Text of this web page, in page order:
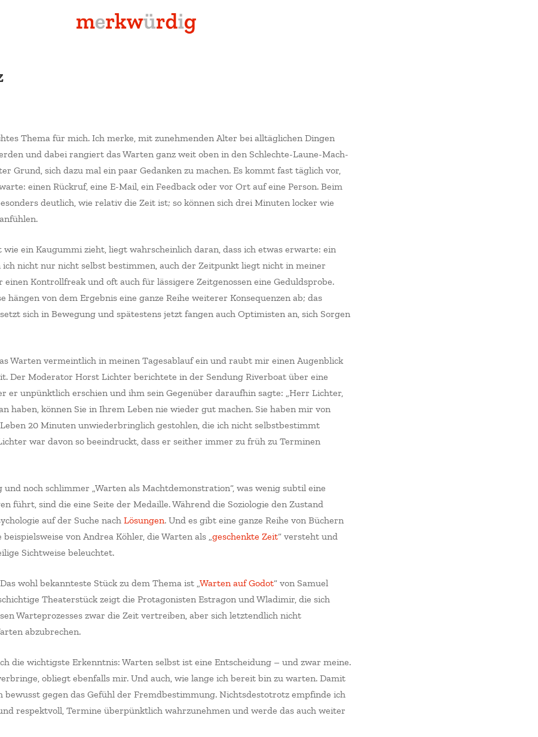
Thema für mich. Ich merke, mit zunehmenden Alter bei alltäglichen Dingen
und dabei rangiert das Warten ganz weit oben in den Schlechte-Laune-Mach-
Grund, sich dazu mal ein paar Gedanken zu machen. Es kommt fast täglich vor,
einen Rückruf, eine E-Mail, ein Feedback oder vor Ort auf eine Person. Beim
deutlich, wie relativ die Zeit ist; so können sich drei Minuten locker wie
wie ein Kaugummi zieht, liegt wahrscheinlich daran, dass ich etwas erwarte: ein
ich nicht nur nicht selbst bestimmen, auch der Zeitpunkt liegt nicht in meiner
einen Kontrollfreak und oft auch für lässigere Zeitgenossen eine Geduldsprobe.
hängen von dem Ergebnis eine ganze Reihe weiterer Konsequenzen ab; das
sich in Bewegung und spätestens jetzt fangen auch Optimisten an, sich Sorgen
Warten vermeintlich in meinen Tagesablauf ein und raubt mir einen Augenblick
Der Moderator Horst Lichter berichtete in der Sendung Riverboat über eine
er unpünktlich erschien und ihm sein Gegenüber daraufhin sagte: „Herr Lichter,
haben, können Sie in Ihrem Leben nie wieder gut machen. Sie haben mir von
20 Minuten unwiederbringlich gestohlen, die ich nicht selbstbestimmt
war davon so beeindruckt, dass er seither immer zu früh zu Terminen
noch schlimmer „Warten als Machtdemonstration“, was wenig subtil eine
führt, sind die eine Seite der Medaille. Während die Soziologie den Zustand
auf der Suche nach Lösungen. Und es gibt eine ganze Reihe von Büchern
von Andrea Köhler, die Warten als „geschenkte Zeit“ versteht und
Sichtweise beleuchtet.
wohl bekannteste Stück zu dem Thema ist „Warten auf Godot“ von Samuel
Theaterstück zeigt die Protagonisten Estragon und Wladimir, die sich
Warteprozesses zwar die Zeit vertreiben, aber sich letztendlich nicht
abzubrechen.
die wichtigste Erkenntnis: Warten selbst ist eine Entscheidung – und zwar meine.
obliegt ebenfalls mir. Und auch, wie lange ich bereit bin zu warten. Damit
bewusst gegen das Gefühl der Fremdbestimmung. Nichtsdestotrotz empfinde ich
respektvoll, Termine überpünktlich wahrzunehmen und werde das auch weiter